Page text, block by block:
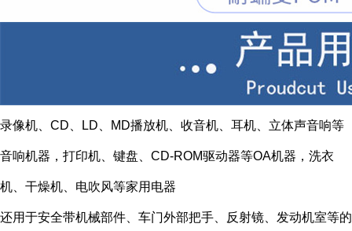
录像机、CD、LD、MD播放机、收音机、耳机、立体声音响等
音响机器，打印机、键盘、CD-ROM驱动器等OA机器，洗衣
机、干燥机、电吹风等家用电器
还用于安全带机械部件、车门外部把手、反射镜、发动机室等的